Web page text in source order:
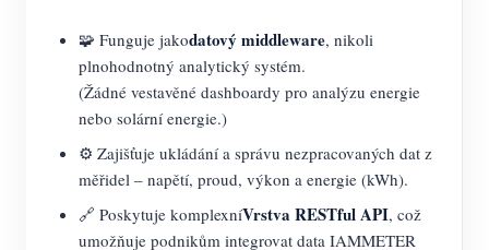
🧩 Funguje jakodatový middleware, nikoli
plnohodnotný analytický systém.
(Žádné vestavěné dashboardy pro analýzu energie
nebo solární energie.)
⚙️ Zajišťuje ukládání a správu nezpracovaných dat z
měřidel – napětí, proud, výkon a energie (kWh).
🔗 Poskytuje komplexníVrstva RESTful API, což
umožňuje podnikům integrovat data IAMMETER